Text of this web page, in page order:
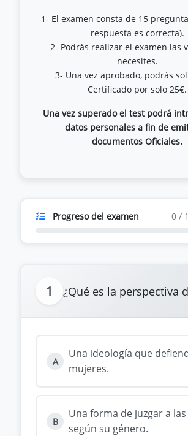
1- El examen consta de 15
respuesta es correcta).
2- Podrás realizar el examen las
necesites.
3- Una vez aprobado, podrás
Una vez superado el test podrá
datos personales a fin de
documentos Oficiales.
Progreso del examen 0 /
1 ¿Qué es la perspectiva
A
Una ideología que
mujeres.
B
Una forma de juzgar a
según su género.